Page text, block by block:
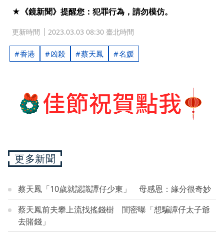
★《鏡新聞》提醒您：犯罪行為，請勿模仿。
更新時間 2023.03.03 08:30 臺北時間
香港 凶殺 蔡天鳳 名媛
更多新聞
蔡天鳳「10歲就認識譚仔少東」 母感恩：緣分很奇妙
蔡天鳳前夫攀上流找搖錢樹 閨密曝「想騙譚仔太子爺
去賭錢」